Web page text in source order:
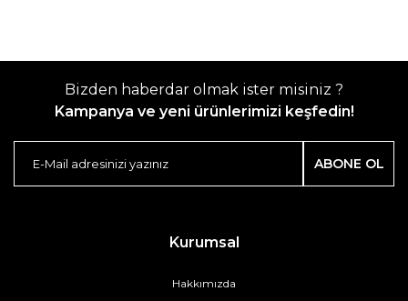
Bizden haberdar olmak ister misiniz ?
Kampanya ve yeni ürünlerimizi keşfedin!
ABONE OL
Kurumsal
Hakkımızda